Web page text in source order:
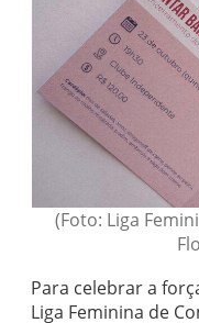
(Foto: Liga
Para celebrar a
Liga Feminina de